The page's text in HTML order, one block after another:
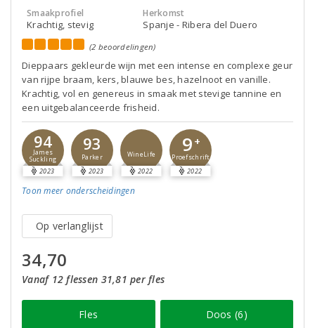
Smaakprofiel
Krachtig, stevig
Herkomst
Spanje - Ribera del Duero
(2 beoordelingen)
Dieppaars gekleurde wijn met een intense en complexe geur
van rijpe braam, kers, blauwe bes, hazelnoot en vanille.
Krachtig, vol en genereus in smaak met stevige tannine en
een uitgebalanceerde frisheid.
94
James
Suckling
2023
93
Parker
2023
WineLife
2022
9 +
Proefschrift
2022
Toon meer onderscheidingen
Op verlanglijst
34,70
Vanaf 12 flessen 31,81 per fles
Fles Doos (6)